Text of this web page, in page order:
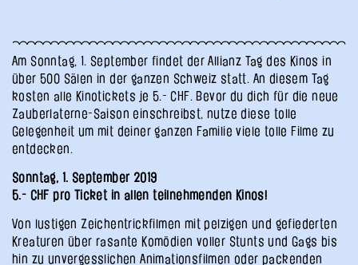
Am Sonntag, 1. September findet der Allianz Tag des Kinos in
über 500 Sälen in der ganzen Schweiz statt. An diesem Tag
kosten alle Kinotickets je 5.- CHF. Bevor du dich für die neue
Zauberlaterne-Saison einschreibst, nutze diese tolle
Gelegenheit um mit deiner ganzen Familie viele tolle Filme zu
entdecken.
Sonntag, 1. September 2019
5.- CHF pro Ticket in allen teilnehmenden Kinos!
Von lustigen Zeichentrickfilmen mit pelzigen und gefiederten
Kreaturen über rasante Komödien voller Stunts und Gags bis
hin zu unvergesslichen Animationsfilmen oder packenden